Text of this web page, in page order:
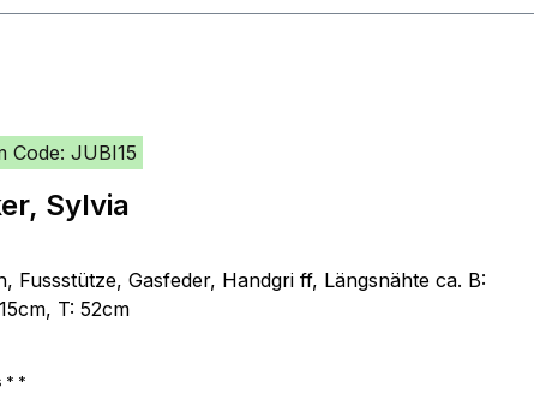
Code: JUBI15
Sylvia
Fussstütze, Gasfeder, Handgri ff, Längsnähte ca. B:
T: 52cm
* *